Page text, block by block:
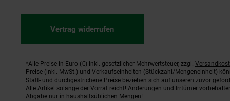
Vertrag widerrufen
Fußnoten
*Alle Preise in Euro (€) inkl. gesetzlicher Mehrwertsteuer, zzgl.
Preise (inkl. MwSt.) und Verkaufseinheiten (Stückzahl/Mengeneinheit)
Statt- und durchgestrichene Preise beziehen sich auf unseren zuvor
Alle Artikel solange der Vorrat reicht! Änderungen und Irrtümer
Abgabe nur in haushaltsüblichen Mengen!